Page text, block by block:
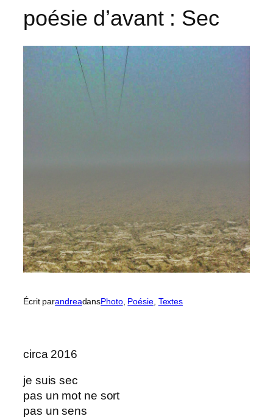
poésie d’avant : Sec
Écrit parandreadansPhoto, Poésie, Textes
circa 2016
je suis sec
pas un mot ne sort
pas un sens